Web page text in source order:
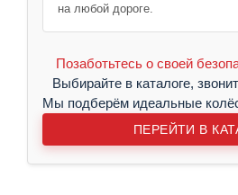
на любой дороге.
Позаботьтесь о своей
Выбирайте в каталоге,
Мы подберём идеальные
ПЕРЕЙТИ В